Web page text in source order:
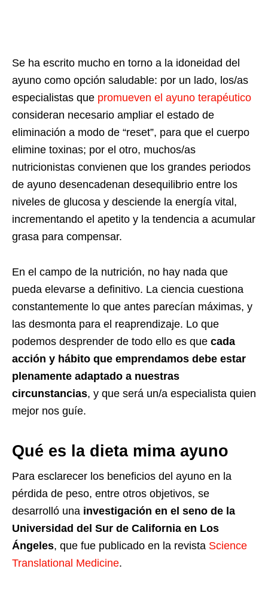
Se ha escrito mucho en torno a la idoneidad del
ayuno como opción saludable: por un lado, los/as
especialistas que promueven el ayuno terapéutico
consideran necesario ampliar el estado de
eliminación a modo de “reset”, para que el cuerpo
elimine toxinas; por el otro, muchos/as
nutricionistas convienen que los grandes periodos
de ayuno desencadenan desequilibrio entre los
niveles de glucosa y desciende la energía vital,
incrementando el apetito y la tendencia a acumular
grasa para compensar.
En el campo de la nutrición, no hay nada que
pueda elevarse a definitivo. La ciencia cuestiona
constantemente lo que antes parecían máximas, y
las desmonta para el reaprendizaje. Lo que
podemos desprender de todo ello es que cada
acción y hábito que emprendamos debe estar
plenamente adaptado a nuestras
circunstancias, y que será un/a especialista quien
mejor nos guíe.
Qué es la dieta mima ayuno
Para esclarecer los beneficios del ayuno en la
pérdida de peso, entre otros objetivos, se
desarrolló una investigación en el seno de la
Universidad del Sur de California en Los
Ángeles, que fue publicado en la revista Science
Translational Medicine.